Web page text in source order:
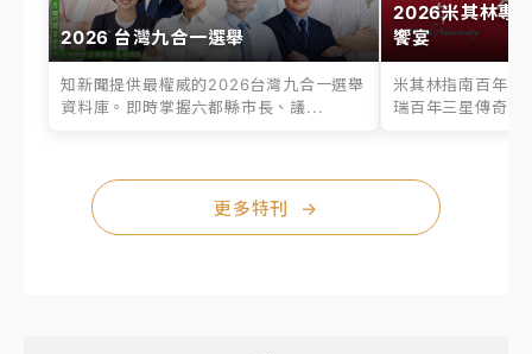
2026 台灣九合一選舉
知新聞提供最權威的2026台灣九合一選舉
資料庫。即時掌握六都縣市長、議...
2026米其林專
饗宴
米其林指南百年之
瑞百年三星傳奇、
更多特刊 →